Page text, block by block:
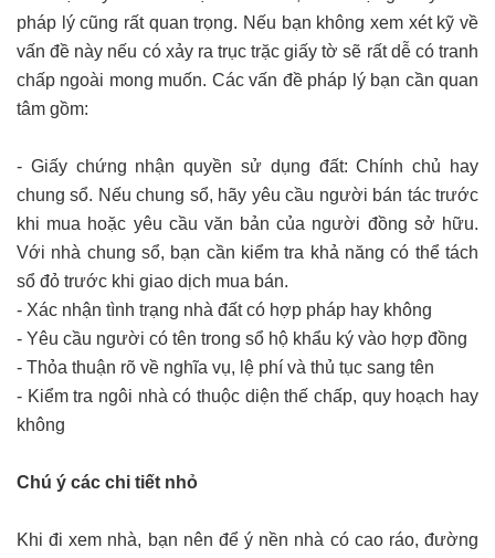
pháp lý cũng rất quan trọng. Nếu bạn không xem xét kỹ về
vấn đề này nếu có xảy ra trục trặc giấy tờ sẽ rất dễ có tranh
chấp ngoài mong muốn. Các vấn đề pháp lý bạn cần quan
tâm gồm:
- Giấy chứng nhận quyền sử dụng đất: Chính chủ hay
chung sổ. Nếu chung sổ, hãy yêu cầu người bán tác trước
khi mua hoặc yêu cầu văn bản của người đồng sở hữu.
Với nhà chung sổ, bạn cần kiểm tra khả năng có thể tách
sổ đỏ trước khi giao dịch mua bán.
- Xác nhận tình trạng nhà đất có hợp pháp hay không
- Yêu cầu người có tên trong sổ hộ khẩu ký vào hợp đồng
- Thỏa thuận rõ về nghĩa vụ, lệ phí và thủ tục sang tên
- Kiểm tra ngôi nhà có thuộc diện thế chấp, quy hoạch hay
không
Chú ý các chi tiết nhỏ
Khi đi xem nhà, bạn nên để ý nền nhà có cao ráo, đường